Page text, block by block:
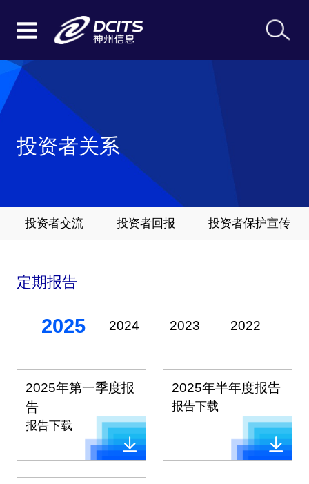
投资者关系
投资者交流 投资者回报 投资者保护宣传
定期报告
2025 2024 2023 2022
2025年第一季度报
告
报告下载
2025年半年度报告
报告下载